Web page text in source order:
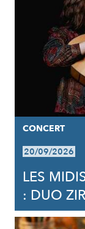
CONCERT
20/09/2026
LES
: DUO